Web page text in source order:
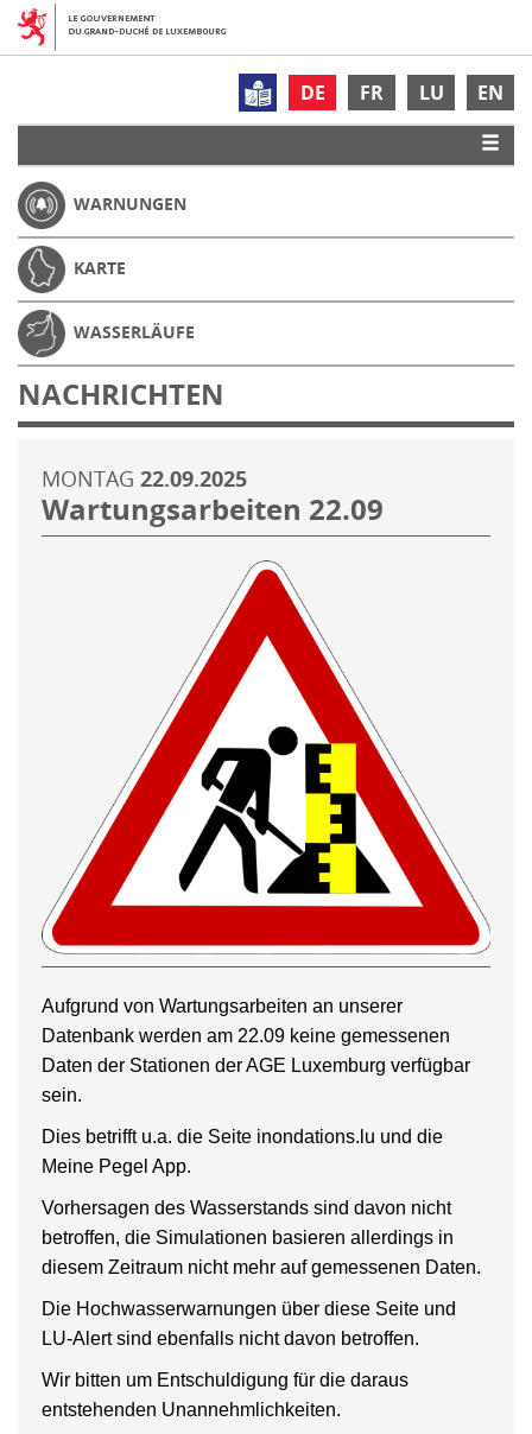
DE FR LU EN
WARNUNGEN
KARTE
WASSERLÄUFE
NACHRICHTEN
MONTAG 22.09.2025
Wartungsarbeiten 22.09
Aufgrund von Wartungsarbeiten an unserer
Datenbank werden am 22.09 keine gemessenen
Daten der Stationen der AGE Luxemburg verfügbar
sein.
Dies betrifft u.a. die Seite inondations.lu und die
Meine Pegel App.
Vorhersagen des Wasserstands sind davon nicht
betroffen, die Simulationen basieren allerdings in
diesem Zeitraum nicht mehr auf gemessenen Daten.
Die Hochwasserwarnungen über diese Seite und
LU-Alert sind ebenfalls nicht davon betroffen.
Wir bitten um Entschuldigung für die daraus
entstehenden Unannehmlichkeiten.